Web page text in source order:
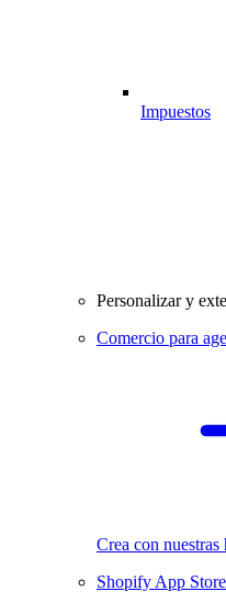
Impuestos
Personalizar y
Comercio para
Crea con nuestras
Shopify App Store